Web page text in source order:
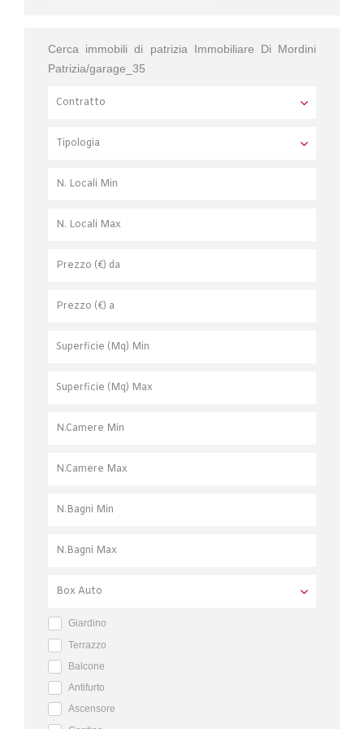
Cerca immobili di patrizia Immobiliare Di Mordini
Patrizia/garage_35
Giardino
Terrazzo
Balcone
Antifurto
Ascensore